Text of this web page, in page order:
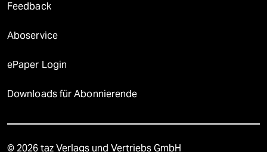
Feedback
Aboservice
ePaper Login
Downloads für Abonnierende
© 2026 taz Verlags und Vertriebs GmbH